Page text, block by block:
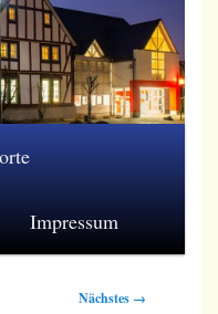
e.V.
Impressum
Nächstes →